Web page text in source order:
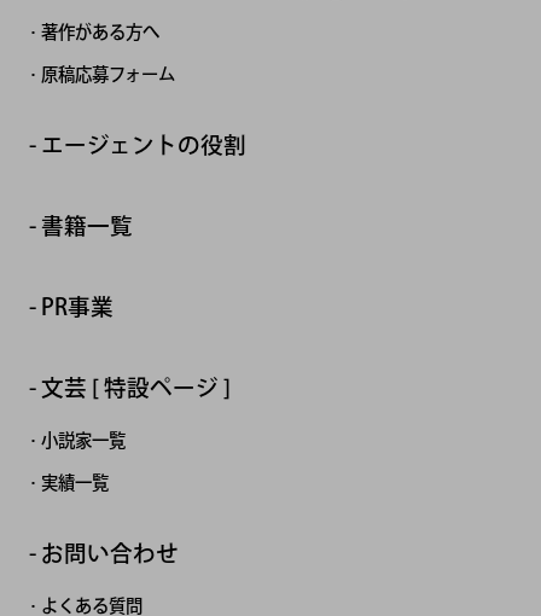
著作がある方へ
原稿応募フォーム
エージェントの役割
書籍一覧
PR事業
文芸 [ 特設ページ ]
小説家一覧
実績一覧
お問い合わせ
よくある質問